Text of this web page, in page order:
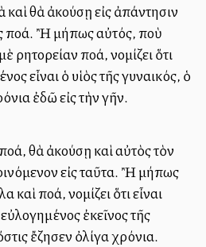
καὶ θὰ ἀκούσῃ εἰς ἀπάντησιν
πολλά. Ἢ μήπως αὐτός, ποὺ
ρητορείαν πολλά, νομίζει ὅτι
εἶναι ὁ υἱὸς τῆς γυναικός, ὁ
ἐδῶ εἰς τὴν γῆν.
θὰ ἀκούσῃ καὶ αὐτὸς τὸν
εἰς ταῦτα. Ἢ μήπως
πολλά, νομίζει ὅτι εἶναι
ἐκεῖνος τῆς
ἔζησεν ὀλίγα χρόνια.